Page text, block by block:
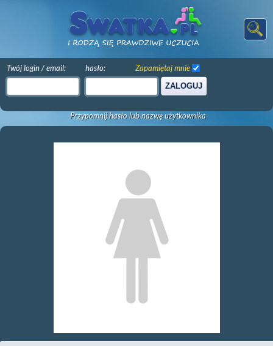
Twój login / email: hasło:
ZALOGUJ
Zapamiętaj mnie
Przypomnij hasło lub nazwę użytkownika